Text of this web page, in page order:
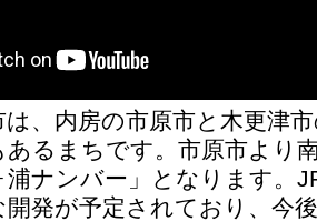
、内房の市原市と木更津
あるまちです。市原市より
浦ナンバー」となります。
開発が予定されており、今